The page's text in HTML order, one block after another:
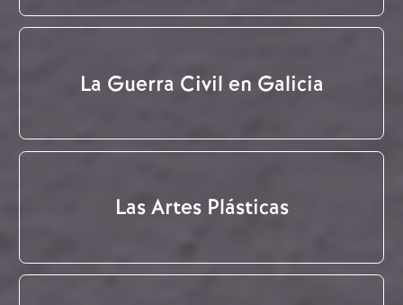
La Guerra Civil en Galicia
Las Artes Plásticas